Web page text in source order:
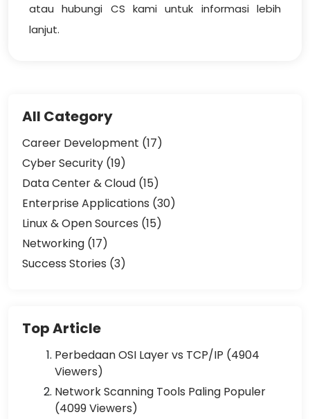
atau hubungi CS kami untuk informasi lebih
lanjut.
All Category
Career Development (17)
Cyber Security (19)
Data Center & Cloud (15)
Enterprise Applications (30)
Linux & Open Sources (15)
Networking (17)
Success Stories (3)
Top Article
Perbedaan OSI Layer vs TCP/IP (4904
Viewers)
Network Scanning Tools Paling Populer
(4099 Viewers)